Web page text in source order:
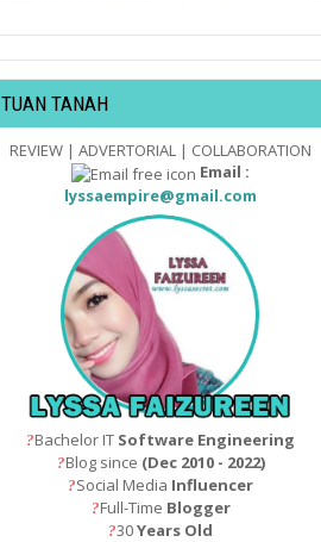
TUAN TANAH
REVIEW | ADVERTORIAL | COLLABORATION
Email :
lyssaempire@gmail.com
?Bachelor IT Software Engineering
?Blog since (Dec 2010 - 2022)
?Social Media Influencer
?Full-Time Blogger
?30Years Old